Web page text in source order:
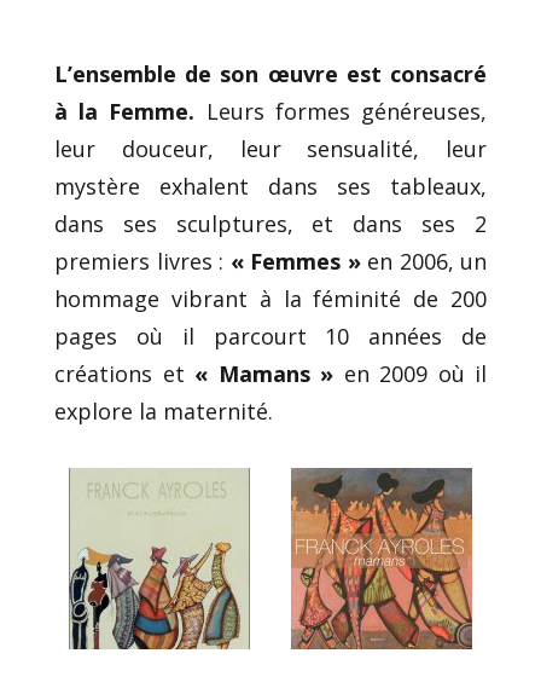
L’ensemble de son œuvre est consacré
à la Femme. Leurs formes généreuses,
leur douceur, leur sensualité, leur
mystère exhalent dans ses tableaux,
dans ses sculptures, et dans ses 2
premiers livres : « Femmes »en 2006, un
hommage vibrant à la féminité de 200
pages où il parcourt 10 années de
créations et « Mamans » en 2009 où il
explore la maternité.